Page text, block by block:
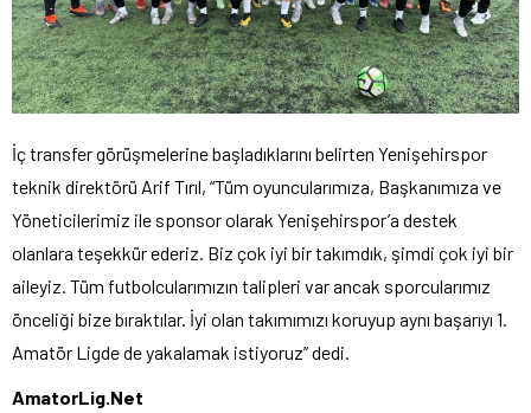
İç transfer görüşmelerine başladıklarını belirten Yenişehirspor
teknik direktörü Arif Tırıl, “Tüm oyuncularımıza, Başkanımıza ve
Yöneticilerimiz ile sponsor olarak Yenişehirspor’a destek
olanlara teşekkür ederiz. Biz çok iyi bir takımdık, şimdi çok iyi bir
aileyiz. Tüm futbolcularımızın talipleri var ancak sporcularımız
önceliği bize bıraktılar. İyi olan takımımızı koruyup aynı başarıyı 1.
Amatör Ligde de yakalamak istiyoruz” dedi.
AmatorLig.Net